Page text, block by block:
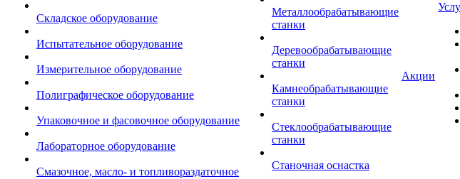
Складское оборудование
Испытательное оборудование
Измерительное оборудование
Полиграфическое оборудование
Упаковочное и фасовочное оборудование
Лабораторное оборудование
Смазочное, масло- и топливораздаточное
Металлообрабатывающие
станки
Деревообрабатывающие
станки
Камнеобрабатывающие
станки
Стеклообрабатывающие
станки
Станочная оснастка
Акции